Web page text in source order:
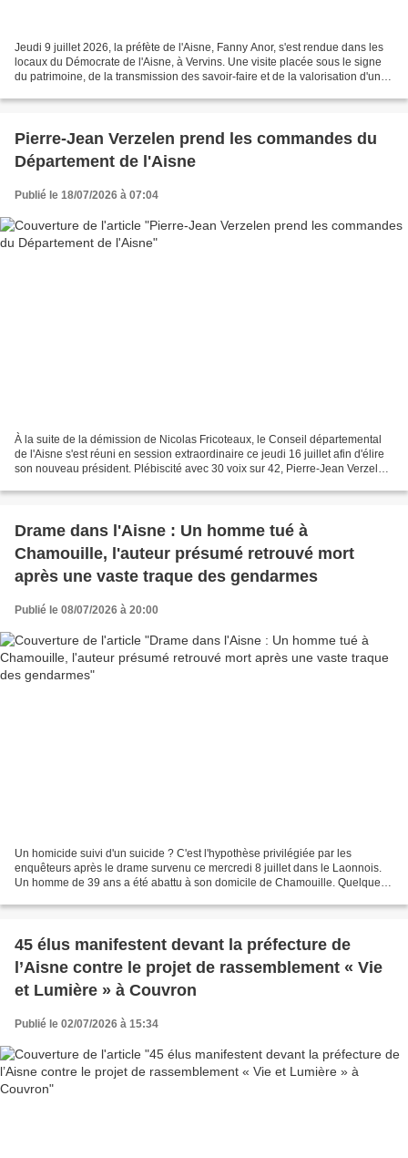
Jeudi 9 juillet 2026, la préfète de l'Aisne, Fanny Anor, s'est rendue dans les
locaux du Démocrate de l'Aisne, à Vervins. Une visite placée sous le signe
du patrimoine, de la transmission des savoir-faire et de la valorisation d'un
Pierre-Jean Verzelen prend les commandes du
Département de l'Aisne
Publié le 18/07/2026 à 07:04
À la suite de la démission de Nicolas Fricoteaux, le Conseil départemental
de l'Aisne s'est réuni en session extraordinaire ce jeudi 16 juillet afin d'élire
son nouveau président. Plébiscité avec 30 voix sur 42, Pierre-Jean Verzelen
Drame dans l'Aisne : Un homme tué à
Chamouille, l'auteur présumé retrouvé mort
après une vaste traque des gendarmes
Publié le 08/07/2026 à 20:00
Un homicide suivi d'un suicide ? C'est l'hypothèse privilégiée par les
enquêteurs après le drame survenu ce mercredi 8 juillet dans le Laonnois.
Un homme de 39 ans a été abattu à son domicile de Chamouille. Quelques
45 élus manifestent devant la préfecture de
l’Aisne contre le projet de rassemblement « Vie
et Lumière » à Couvron
Publié le 02/07/2026 à 15:34